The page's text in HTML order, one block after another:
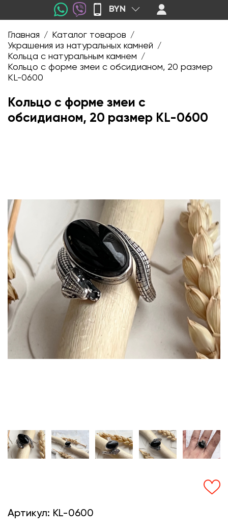
BYN
Главная / Каталог товаров /
Украшения из натуральных камней /
Кольца с натуральным камнем /
Кольцо с форме змеи с обсидианом, 20 размер
KL-0600
Кольцо с форме змеи с
обсидианом, 20 размер KL-0600
Артикул: KL-0600